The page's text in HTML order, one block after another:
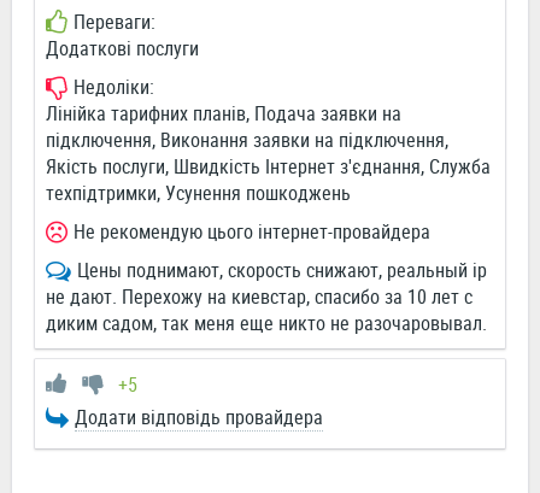
Переваги:
Додаткові послуги
Недоліки:
Лінійка тарифних планів, Подача заявки на
підключення, Виконання заявки на підключення,
Якість послуги, Швидкість Інтернет з'єднання, Служба
техпідтримки, Усунення пошкоджень
Не рекомендую цього інтернет-провайдера
Цены поднимают, скорость снижают, реальный ip
не дают. Перехожу на киевстар, спасибо за 10 лет с
диким садом, так меня еще никто не разочаровывал.
+5
Додати відповідь провайдера